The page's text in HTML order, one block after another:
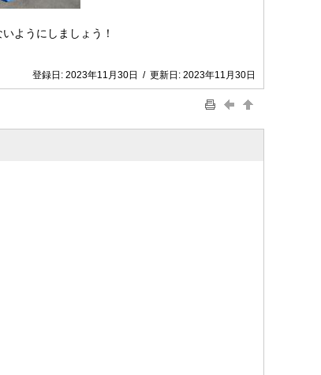
ようにしましょう！
登録日: 2023年11月30日 / 更新日: 2023年11月30日